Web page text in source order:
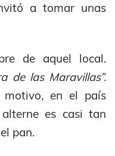
a tomar unas
de aquel local.
de las Maravillas”.
en el país
es casi tan
pan.